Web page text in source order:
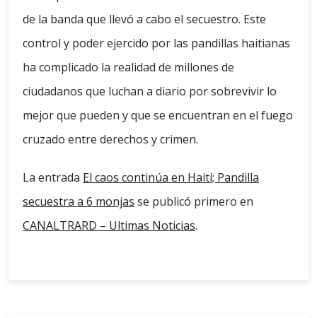
de la banda que llevó a cabo el secuestro. Este
control y poder ejercido por las pandillas haitianas
ha complicado la realidad de millones de
ciudadanos que luchan a diario por sobrevivir lo
mejor que pueden y que se encuentran en el fuego
cruzado entre derechos y crimen.
La entrada El caos continúa en Haití; Pandilla
secuestra a 6 monjas se publicó primero en
CANALTRARD – Ultimas Noticias.